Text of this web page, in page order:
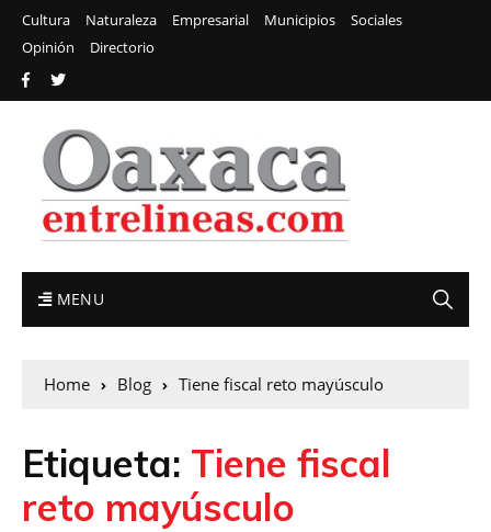
Cultura Naturaleza Empresarial Municipios
Sociales
Opinión
Directorio
MENU
Home Blog Tiene fiscal reto mayúsculo
Etiqueta: Tiene fiscal
reto mayúsculo